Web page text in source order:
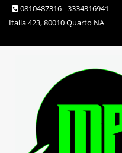
Skip 0810487316 - 3334316941
Italia 423, 80010 Quarto NA